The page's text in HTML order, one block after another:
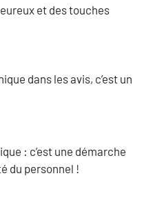
et des touches
dans les avis, c’est un
: c’est une démarche
du personnel !